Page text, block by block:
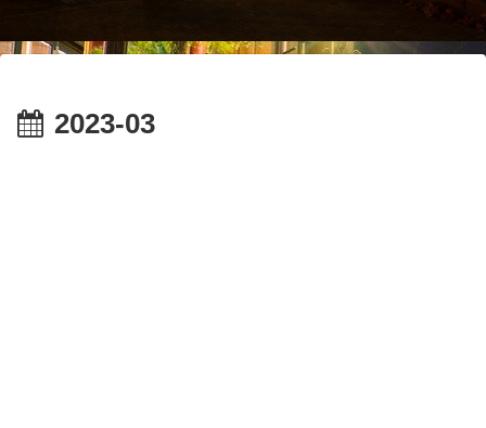
2023-03